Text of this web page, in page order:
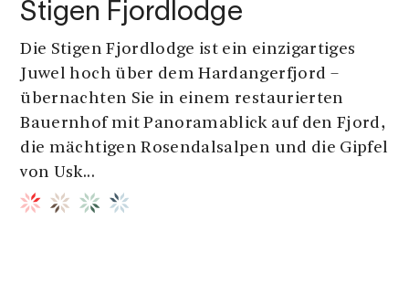
Stigen Fjordlodge
Die Stigen Fjordlodge ist ein einzigartiges
Juwel hoch über dem Hardangerfjord –
übernachten Sie in einem restaurierten
Bauernhof mit Panoramablick auf den Fjord,
die mächtigen Rosendalsalpen und die Gipfel
von Usk...